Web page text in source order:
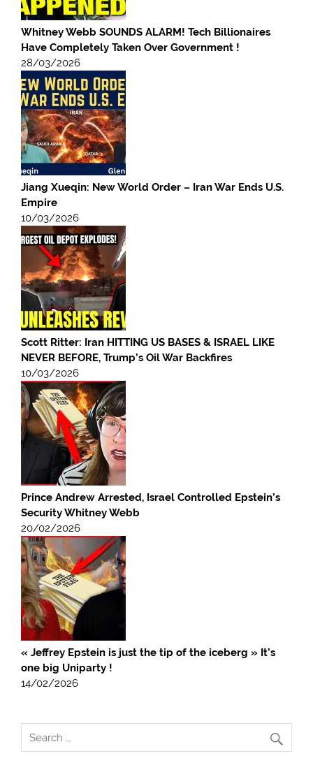
Whitney Webb SOUNDS ALARM! Tech Billionaires
Have Completely Taken Over Government !
28/03/2026
Jiang Xueqin: New World Order – Iran War Ends U.S.
Empire
10/03/2026
Scott Ritter: Iran HITTING US BASES & ISRAEL LIKE
NEVER BEFORE, Trump’s Oil War Backfires
10/03/2026
Prince Andrew Arrested, Israel Controlled Epstein’s
Security Whitney Webb
20/02/2026
« Jeffrey Epstein is just the tip of the iceberg » It’s
one big Uniparty !
14/02/2026